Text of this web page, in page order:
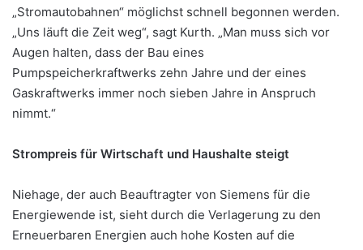
„Stromautobahnen“ möglichst schnell begonnen werden.
„Uns läuft die Zeit weg“, sagt Kurth. „Man muss sich vor
Augen halten, dass der Bau eines
Pumpspeicherkraftwerks zehn Jahre und der eines
Gaskraftwerks immer noch sieben Jahre in Anspruch
nimmt.“
Strompreis für Wirtschaft und Haushalte steigt
Niehage, der auch Beauftragter von Siemens für die
Energiewende ist, sieht durch die Verlagerung zu den
Erneuerbaren Energien auch hohe Kosten auf die